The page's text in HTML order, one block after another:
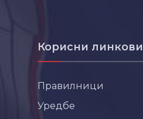
Корисни линкови
Правилници
Уредбе